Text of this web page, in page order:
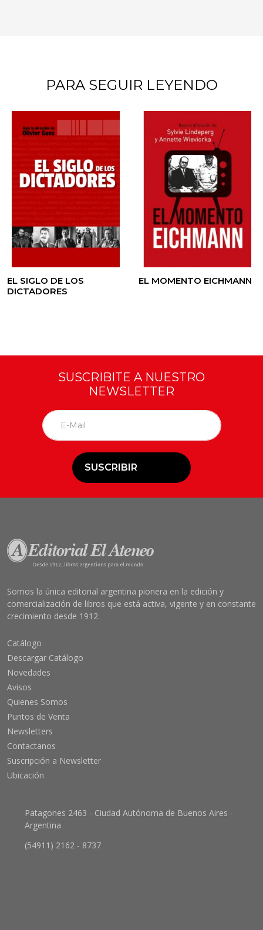
PARA SEGUIR LEYENDO
EL SIGLO DE LOS
DICTADORES
EL MOMENTO EICHMANN
SUSCRIBITE A NUESTRO
NEWSLETTER
SUSCRIBIR
Somos la única editorial argentina pionera en la edición y
comercialización de libros que está activa, vigente y en constante
crecimiento desde 1912.
Catálogo
Descargar Catálogo
Novedades
Avisos
Quienes Somos
Puntos de Venta
Newsletters
Contactanos
Suscripción a Newsletter
Ubicación
Patagones 2463 - Ciudad Autónoma de Buenos Aires -
Argentina
(54911) 2162 - 8737